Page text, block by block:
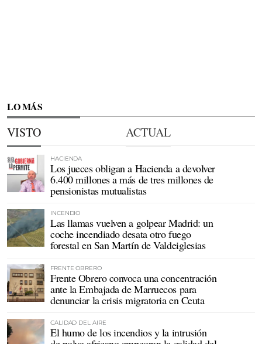
LO MÁS
VISTO ACTUAL
HACIENDA
Los jueces obligan a Hacienda a devolver
6.400 millones a más de tres millones de
pensionistas mutualistas
INCENDIO
Las llamas vuelven a golpear Madrid: un
coche incendiado desata otro fuego
forestal en San Martín de Valdeiglesias
FRENTE OBRERO
Frente Obrero convoca una concentración
ante la Embajada de Marruecos para
denunciar la crisis migratoria en Ceuta
CALIDAD DEL AIRE
El humo de los incendios y la intrusión